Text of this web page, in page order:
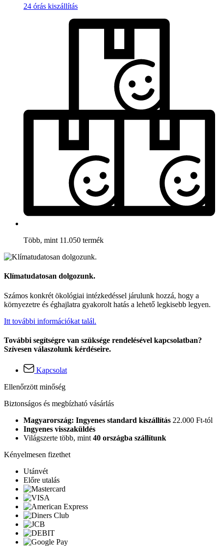
24 órás kiszállítás
Több, mint 11.050 termék
Klímatudatosan dolgozunk.
Számos konkrét ökológiai intézkedéssel járulunk hozzá, hogy a
környezetre és éghajlatra gyakorolt hatás a lehető legkisebb legyen.
Itt további információkat talál.
További segítségre van szüksége rendelésével kapcsolatban?
Szívesen válaszolunk kérdéseire.
Kapcsolat
Ellenőrzött minőség
Biztonságos és megbízható vásárlás
Magyarország: Ingyenes standard kiszállítás 22.000 Ft-tól
Ingyenes visszaküldés
Világszerte több, mint 40 országba szállítunk
Kényelmesen fizethet
Utánvét
Előre utalás